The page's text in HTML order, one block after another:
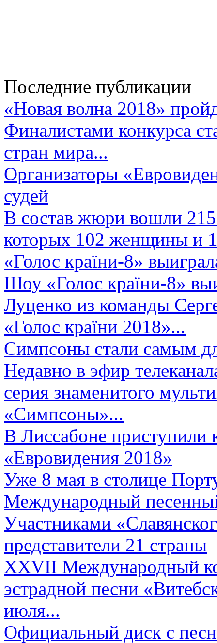
Последние публикации
«Новая волна 2018»
Финалистами конкурса
стран мира...
Организаторы
судей
В состав жюри вошли 215
которых 102 женщины и
«Голос країни-8»
Шоу «Голос країни-8»
Луценко из команды
«Голос країни 2018»...
Симпсоны стали самым
Недавно в эфир
серия знаменитого
«Симпсоны»...
В Лиссабоне приступили
«Евровидения 2018»
Уже 8 мая в столице
Международный
Участниками
представители 21 страны
XXVII Международный
эстрадной песни
июля...
Официальный диск с